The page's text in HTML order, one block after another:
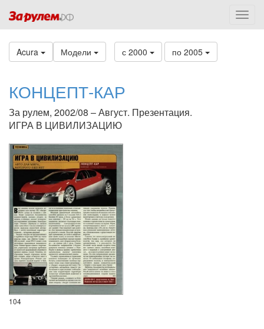
Acura Модели с 2000 по 2005
КОНЦЕПТ-КАР
За рулем, 2002/08 – Август. Презентация.
ИГРА В ЦИВИЛИЗАЦИЮ
104